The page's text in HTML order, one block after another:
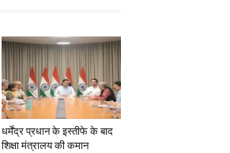
धर्मेंद्र प्रधान के इस्तीफे के बाद
शिक्षा मंत्रालय की कमान